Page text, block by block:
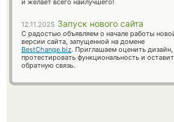
и желает всего наилучшего!
12.11.2025 Запуск нового сайта
С радостью объявляем о начале работы
версии сайта, запущенной на домене
BestChange.biz. Приглашаем оценить дизайн,
протестировать функциональность и
обратную связь.